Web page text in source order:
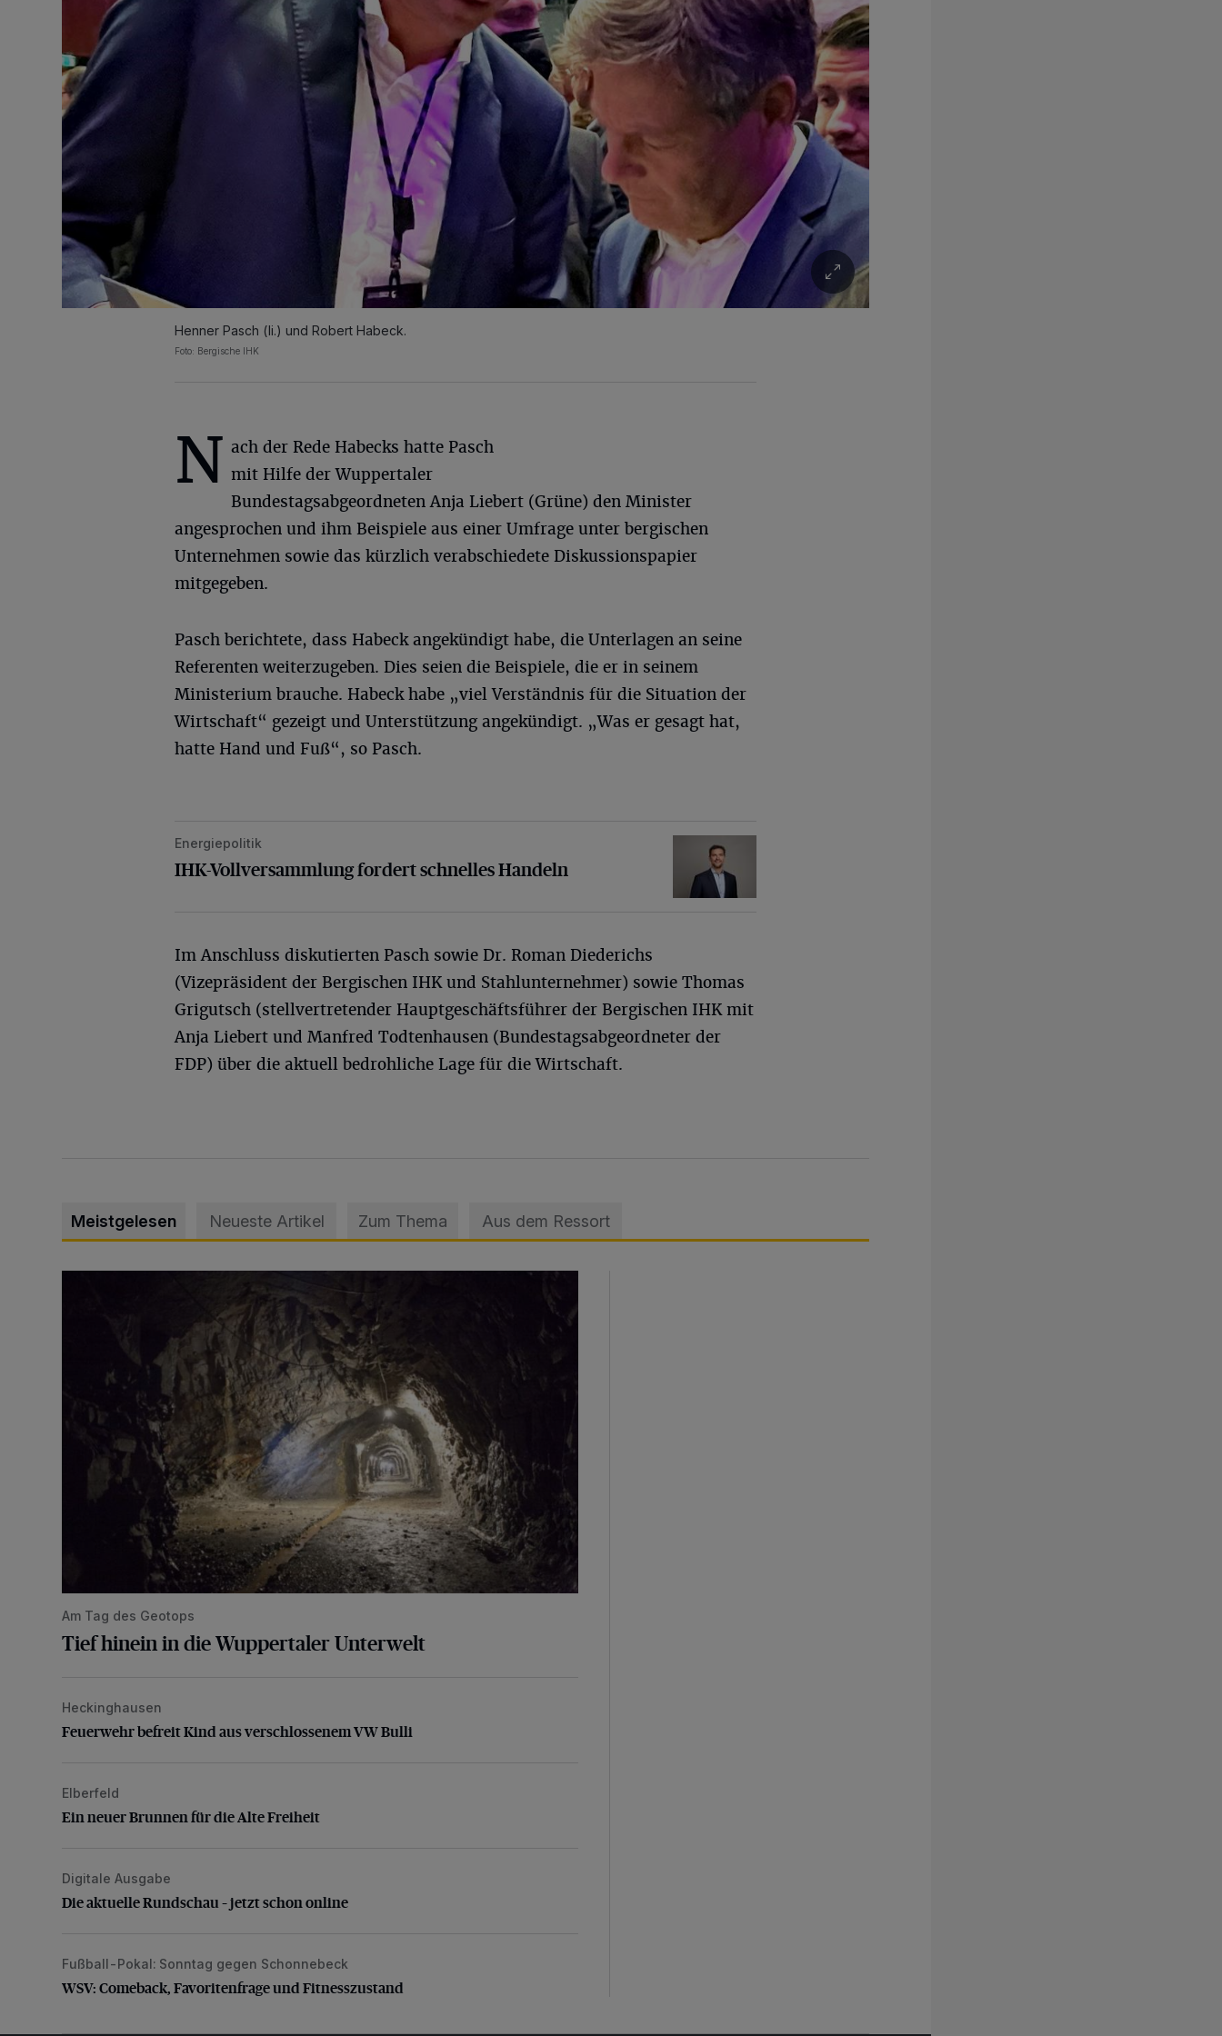
Henner Pasch (li.) und Robert Habeck.
Foto: Bergische IHK
N ach der Rede Habecks hatte Pasch
mit Hilfe der Wuppertaler
Bundestagsabgeordneten Anja Liebert (Grüne) den Minister
angesprochen und ihm Beispiele aus einer Umfrage unter bergischen
Unternehmen sowie das kürzlich verabschiedete Diskussionspapier
mitgegeben.
Pasch berichtete, dass Habeck angekündigt habe, die Unterlagen an seine
Referenten weiterzugeben. Dies seien die Beispiele, die er in seinem
Ministerium brauche. Habeck habe „viel Verständnis für die Situation der
Wirtschaft“ gezeigt und Unterstützung angekündigt. „Was er gesagt hat,
hatte Hand und Fuß“, so Pasch.
IHK-Vollversammlung fordert schnelles Handeln
Energiepolitik
IHK-Vollversammlung fordert schnelles Handeln
Im Anschluss diskutierten Pasch sowie Dr. Roman Diederichs
(Vizepräsident der Bergischen IHK und Stahlunternehmer) sowie Thomas
Grigutsch (stellvertretender Hauptgeschäftsführer der Bergischen IHK mit
Anja Liebert und Manfred Todtenhausen (Bundestagsabgeordneter der
FDP) über die aktuell bedrohliche Lage für die Wirtschaft.
Meistgelesen Neueste Artikel Zum Thema Aus dem Ressort
Am Tag des Geotops
Tief hinein in die Wuppertaler Unterwelt
Feuerwehr befreit Kind aus verschlossenem VW Bulli
Heckinghausen
Feuerwehr befreit Kind aus verschlossenem VW Bulli
Ein neuer Brunnen für die Alte Freiheit
Elberfeld
Ein neuer Brunnen für die Alte Freiheit
Die aktuelle Rundschau – jetzt schon online
Digitale Ausgabe
Die aktuelle Rundschau – jetzt schon online
WSV: Comeback, Favoritenfrage und Fitnesszustand
Fußball-Pokal: Sonntag gegen Schonnebeck
WSV: Comeback, Favoritenfrage und Fitnesszustand